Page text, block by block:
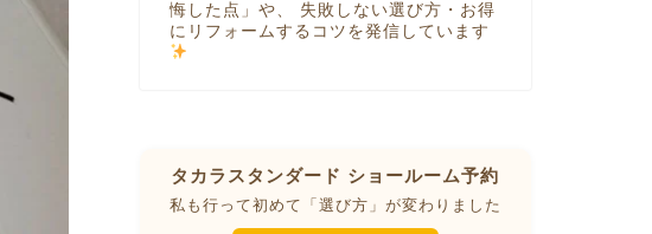
悔した点」や、 失敗しない選び方・お得
にリフォームするコツを発信しています
タカラスタンダード ショールーム予約
私も行って初めて「選び方」が変わりました